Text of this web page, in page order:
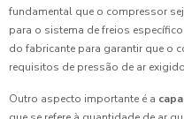
fundamental que o compressor
para o sistema de freios
do fabricante para garantir que o
requisitos de pressão de ar
Outro aspecto importante é a